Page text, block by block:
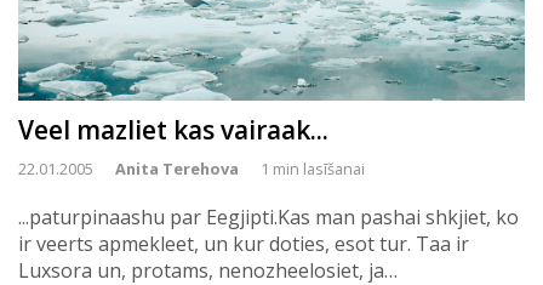
Veel mazliet kas vairaak...
22.01.2005 Anita Terehova 1 min lasīšanai
...paturpinaashu par Eegjipti.Kas man pashai shkjiet, ko
ir veerts apmekleet, un kur doties, esot tur. Taa ir
Luxsora un, protams, nenozheelosiet, ja…